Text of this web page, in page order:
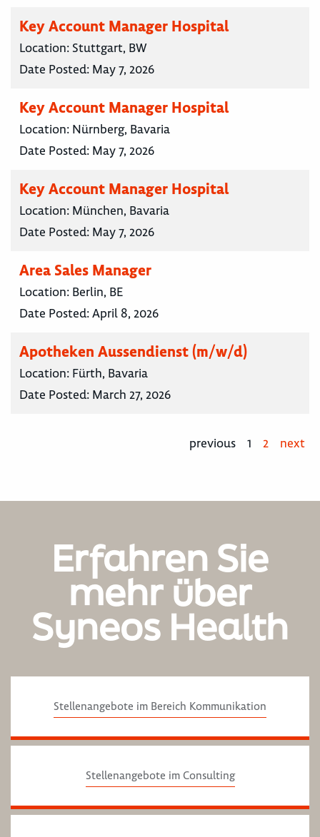
Key Account Manager Hospital
Location: Stuttgart, BW
Date Posted: May 7, 2026
Key Account Manager Hospital
Location: Nürnberg, Bavaria
Date Posted: May 7, 2026
Key Account Manager Hospital
Location: München, Bavaria
Date Posted: May 7, 2026
Area Sales Manager
Location: Berlin, BE
Date Posted:April 8, 2026
Apotheken Aussendienst (m/w/d)
Location: Fürth, Bavaria
Date Posted: March 27, 2026
previous 1 2 next
Erfahren Sie
mehr über
Syneos Health
Stellenangebote im Bereich Kommunikation
Stellenangebote im Consulting